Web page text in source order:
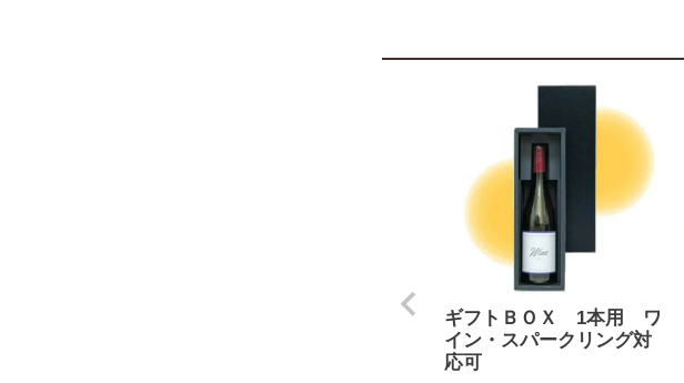
ギフトＢＯＸ 1本用 ワ
イン・スパークリング対
応可